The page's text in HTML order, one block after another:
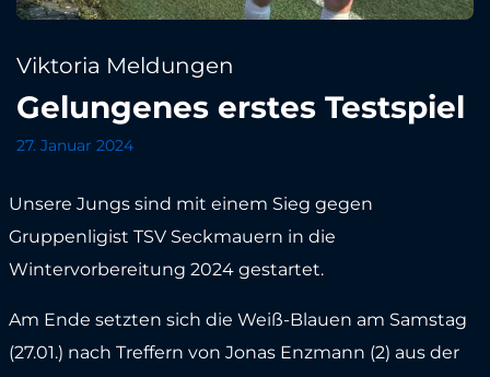
Viktoria Meldungen
Gelungenes erstes Testspiel
27. Januar 2024
Unsere Jungs sind mit einem Sieg gegen
Gruppenligist TSV Seckmauern in die
Wintervorbereitung 2024 gestartet.
Am Ende setzten sich die Weiß-Blauen am Samstag
(27.01.) nach Treffern von Jonas Enzmann (2) aus der